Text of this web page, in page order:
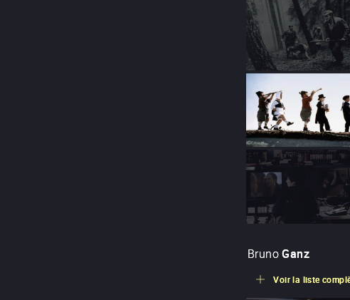
Bruno Ganz
Voir la liste